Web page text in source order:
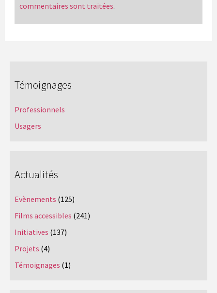
commentaires sont traitées.
Témoignages
Professionnels
Usagers
Actualités
Evènements (125)
Films accessibles (241)
Initiatives (137)
Projets (4)
Témoignages (1)